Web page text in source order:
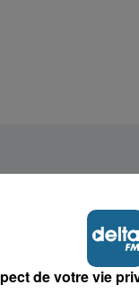
de votre vie